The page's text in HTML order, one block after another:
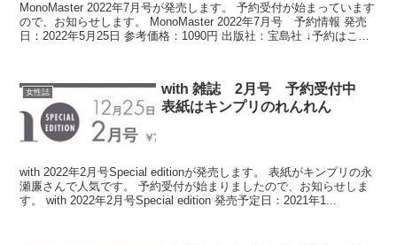
MonoMaster 2022年7月号が発売します。 予約受付が始まっています
ので、お知らせします。 MonoMaster 2022年7月号 予約情報 発売
日：2022年5月25日 参考価格：1090円 出版社：宝島社 ↓予約はこち
女性誌
with 雑誌 2月号 予約受付中
表紙はキンプリのれんれん
with 2022年2月号Special editionが発売します。 表紙がキンプリの永
瀬廉さんで人気です。 予約受付が始まりましたので、お知らせしま
す。 with 2022年2月号Special edition 発売予定日：2021年1...